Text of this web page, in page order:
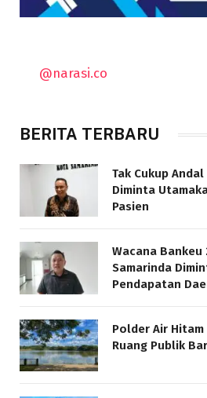
@narasi.co
BERITA TERBARU
Tak Cukup
Diminta
Pasien
Wacana Bankeu
Samarinda
Pendapatan
Polder Air
Ruang Publik